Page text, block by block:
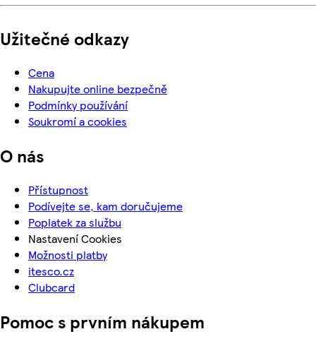
Užitečné odkazy
Cena
Nakupujte online bezpečně
Podmínky používání
Soukromí a cookies
O nás
Přístupnost
Podívejte se, kam doručujeme
Poplatek za službu
Nastavení Cookies
Možnosti platby
itesco.cz
Clubcard
Pomoc s prvním nákupem